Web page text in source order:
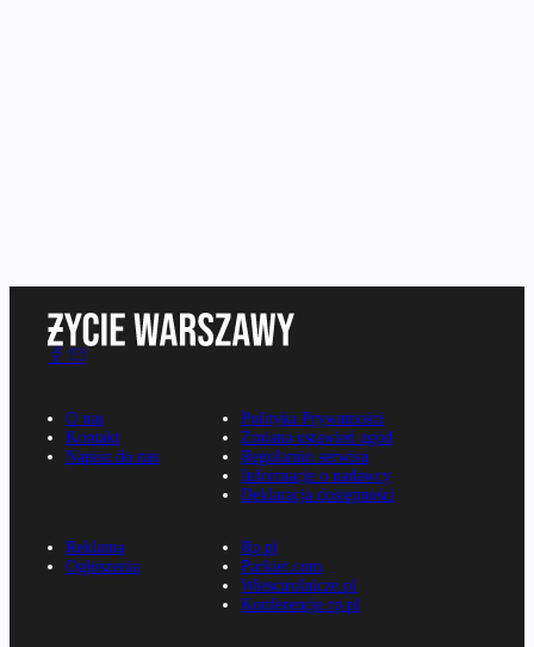
O nas
Kontakt
Napisz do nas
Polityka Prywatności
Zmiana ustawień zgód
Regulamin serwisu
Informacje o nadawcy
Deklaracja dostępności
Reklama
Ogłoszenia
Rp.pl
Parkiet.com
Wiescirolnicze.pl
Konferencje.rp.pl